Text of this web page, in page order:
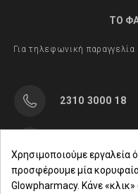
ΤΟ
Για τηλεφωνική
2310 3000 18
Δευ. - Παρ.:
Χρησιμοποιούμε εργαλεία
προσφέρουμε μία
Glowpharmacy. Κάνε